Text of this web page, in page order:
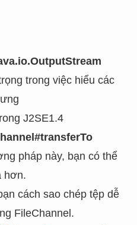
trong việc hiểu các
J2SE1.4
pháp này, bạn có thể
hơn.
cách sao chép tệp dễ
FileChannel.